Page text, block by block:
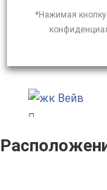
*Нажимая кнопку